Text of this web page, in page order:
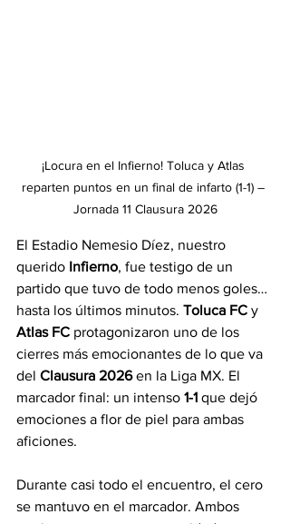
¡Locura en el Infierno! Toluca y Atlas
reparten puntos en un final de infarto (1-1) –
Jornada 11 Clausura 2026
El Estadio Nemesio Díez, nuestro
querido Infierno, fue testigo de un
partido que tuvo de todo menos goles…
hasta los últimos minutos. Toluca FC y
Atlas FC protagonizaron uno de los
cierres más emocionantes de lo que va
del Clausura 2026 en la Liga MX. El
marcador final: un intenso 1-1 que dejó
emociones a flor de piel para ambas
aficiones.
Durante casi todo el encuentro, el cero
se mantuvo en el marcador. Ambos